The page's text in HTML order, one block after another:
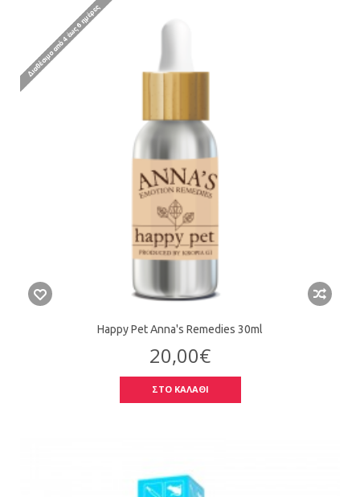
Happy Pet Anna's Remedies 30ml
20,00€
ΣΤΟ ΚΑΛΑΘΙ